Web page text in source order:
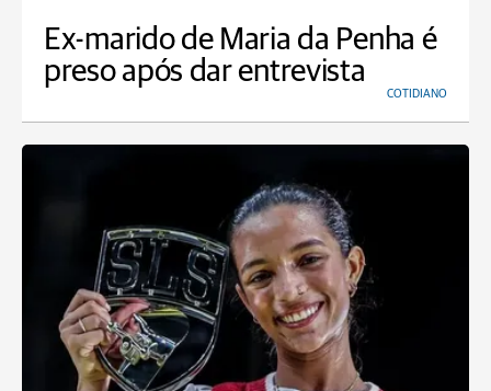
Ex-marido de Maria da Penha é
preso após dar entrevista
COTIDIANO